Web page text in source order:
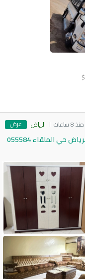
$
منذ 8 ساعات الرياض عرض
دينا توصيل اثاث الى جمعية خيرية بالرياض حي الملقاء 055584